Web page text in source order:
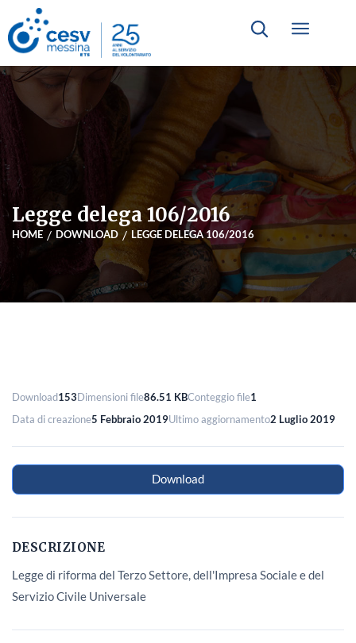
Legge delega 106/2016
HOME DOWNLOAD LEGGE DELEGA 106/2016
Download153Dimensioni file86.51 KBConteggio file1
Data di creazione5 Febbraio 2019Ultimo aggiornamento2 Luglio 2019
Download
DESCRIZIONE
Legge di riforma del Terzo Settore, dell'Impresa Sociale e del
Servizio Civile Universale